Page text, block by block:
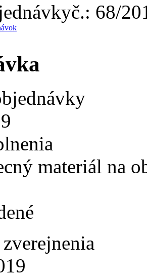
č.: 68/
materiál na